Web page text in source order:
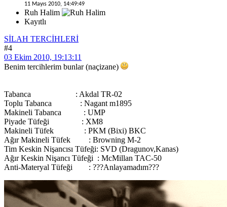
11 Mayıs 2010, 14:49:49
Ruh Halim
Kayıtlı
SİLAH TERCİHLERİ
#4
03 Ekim 2010, 19:13:11
Benim tercihlerim bunlar (naçizane)
Tabanca : Akdal TR-02
Toplu Tabanca : Nagant m1895
Makineli Tabanca : UMP
Piyade Tüfeği : XM8
Makineli Tüfek : PKM (Bixi) BKC
Ağır Makineli Tüfek : Browning M-2
Tim Keskin Nişancısı Tüfeği: SVD (Dragunov,Kanas)
Ağır Keskin Nişancı Tüfeği : McMillan TAC-50
Anti-Materyal Tüfeği : ???Anlayamadım???